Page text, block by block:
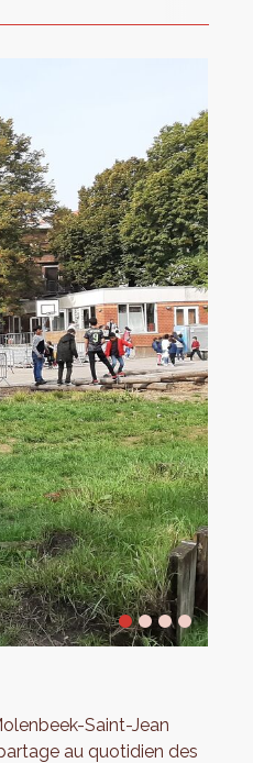
Saint-Jean
au quotidien des